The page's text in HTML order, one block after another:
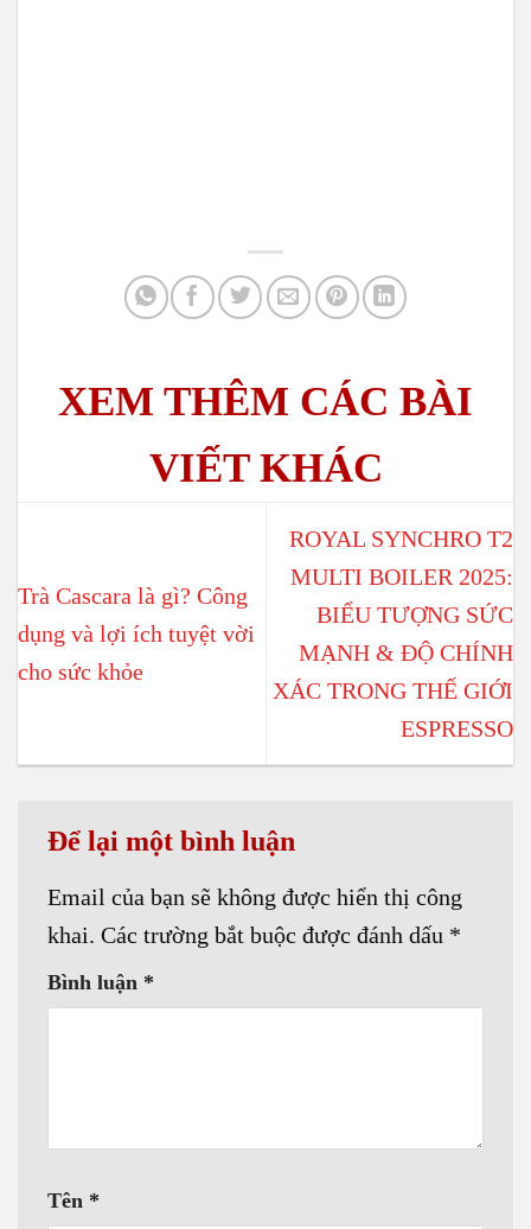
Trà Cascara là gì? Công
dụng và lợi ích tuyệt vời
cho sức khỏe
ROYAL SYNCHRO T2
MULTI BOILER 2025:
BIỂU TƯỢNG SỨC
MẠNH & ĐỘ CHÍNH
XÁC TRONG THẾ GIỚI
ESPRESSO
Để lại một bình luận
Email của bạn sẽ không được hiển thị công
khai. Các trường bắt buộc được đánh dấu *
Bình luận *
Tên *